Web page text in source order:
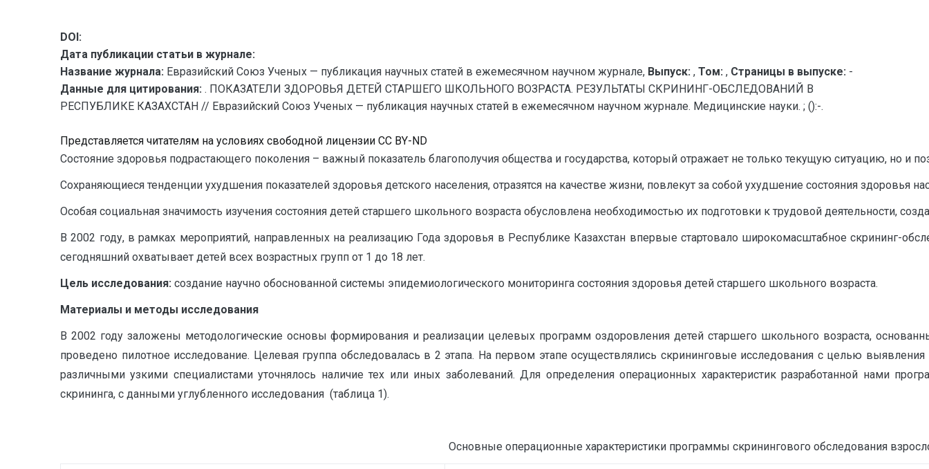
DOI:
Дата публикации статьи в журнале:
Название журнала: Евразийский Союз Ученых — публикация научных статей в ежемесячном научном журнале, Выпуск: , Том: , Страницы в выпуске: -
Данные для цитирования: . ПОКАЗАТЕЛИ ЗДОРОВЬЯ ДЕТЕЙ СТАРШЕГО ШКОЛЬНОГО ВОЗРАСТА. РЕЗУЛЬТАТЫ СКРИНИНГ-ОБСЛЕДОВАНИЙ В
РЕСПУБЛИКЕ КАЗАХСТАН // Евразийский Союз Ученых — публикация научных статей в ежемесячном научном журнале. Медицинские науки. ; ():-.
Представляется читателям на условиях свободной лицензии CC BY-ND
Состояние здоровья подрастающего поколения – важный показатель благополучия общества и государства, который отражает не только текущую ситуацию, но и
Сохраняющиеся тенденции ухудшения показателей здоровья детского населения, отразятся на качестве жизни, повлекут за собой ухудшение состояния здоровья
Особая социальная значимость изучения состояния детей старшего школьного возраста обусловлена необходимостью их подготовки к трудовой деятельности,
В 2002 году, в рамках мероприятий, направленных на реализацию Года здоровья в Республике Казахстан впервые стартовало широкомасштабное скрининг-
сегодняшний охватывает детей всех возрастных групп от 1 до 18 лет.
Цель исследования: создание научно обоснованной системы эпидемиологического мониторинга состояния здоровья детей старшего школьного возраста.
Материалы и методы исследования
В 2002 году заложены методологические основы формирования и реализации целевых программ оздоровления детей старшего школьного возраста,
проведено пилотное исследование. Целевая группа обследовалась в 2 этапа. На первом этапе осуществлялись скрининговые исследования с целью
различными узкими специалистами уточнялось наличие тех или иных заболеваний. Для определения операционных характеристик разработанной нами
скрининга, с данными углубленного исследования (таблица 1).
Основные операционные характеристики программы скринингового обследования